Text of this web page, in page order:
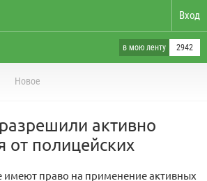
Вход
в мою ленту 2942
Новое
активно
от полицейских
имеют право на применение активных